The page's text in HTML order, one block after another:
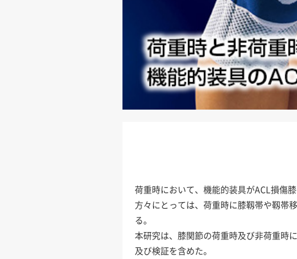
荷重時において、機能的装具がACL損傷
方々にとっては、荷重時に膝靱帯や靱帯
る。
本研究は、膝関節の荷重時及び非荷重時
及び検証を含めた。